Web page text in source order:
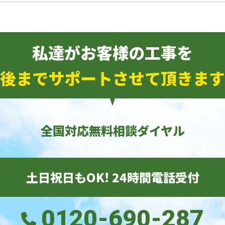
私達がお客様の工事を
までサポートさせて頂きま
全国対応無料相談ダイヤル
土日祝日もOK! 24時間電話受付
0120-690-287